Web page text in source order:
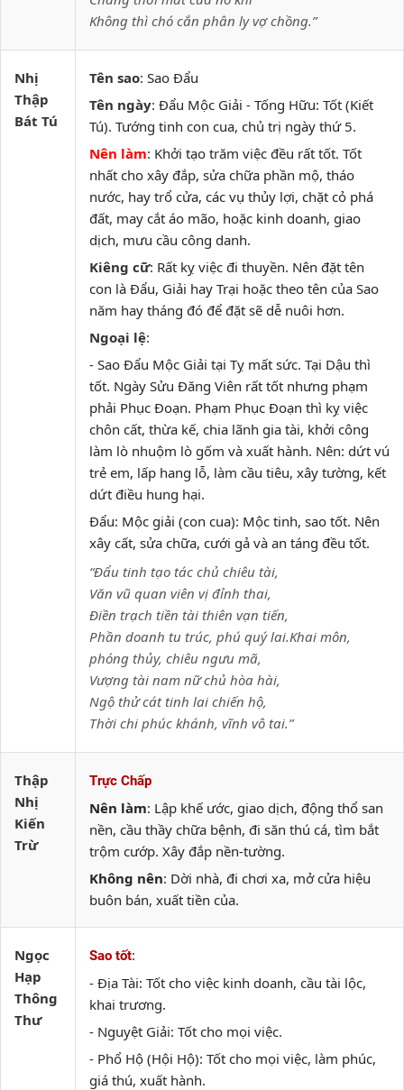
Không thì chó cắn phân ly vợ chồng.”
Nhị
Thập
Bát Tú
Tên sao: Sao Đẩu
Tên ngày: Đẩu Mộc Giải - Tống Hữu: Tốt (Kiết
Tú). Tướng tinh con cua, chủ trị ngày thứ 5.
Nên làm: Khởi tạo trăm việc đều rất tốt. Tốt
nhất cho xây đắp, sửa chữa phần mộ, tháo
nước, hay trổ cửa, các vụ thủy lợi, chặt cỏ phá
đất, may cắt áo mão, hoặc kinh doanh, giao
dịch, mưu cầu công danh.
Kiêng cữ: Rất kỵ việc đi thuyền. Nên đặt tên
con là Đẩu, Giải hay Trại hoặc theo tên của Sao
năm hay tháng đó để đặt sẽ dễ nuôi hơn.
Ngoại lệ:
- Sao Đẩu Mộc Giải tại Tỵ mất sức. Tại Dậu thì
tốt. Ngày Sửu Đăng Viên rất tốt nhưng phạm
phải Phục Đoạn. Phạm Phục Đoạn thì kỵ việc
chôn cất, thừa kế, chia lãnh gia tài, khởi công
làm lò nhuộm lò gốm và xuất hành. Nên: dứt vú
trẻ em, lấp hang lỗ, làm cầu tiêu, xây tường, kết
dứt điều hung hại.
Đẩu: Mộc giải (con cua): Mộc tinh, sao tốt. Nên
xây cất, sửa chữa, cưới gả và an táng đều tốt.
“Đẩu tinh tạo tác chủ chiêu tài,
Văn vũ quan viên vị đỉnh thai,
Điền trạch tiền tài thiên vạn tiến,
Phần doanh tu trúc, phú quý lai.Khai môn,
phóng thủy, chiêu ngưu mã,
Vượng tài nam nữ chủ hòa hài,
Ngộ thử cát tinh lai chiến hộ,
Thời chi phúc khánh, vĩnh vô tai.”
Thập
Nhị
Kiến
Trừ
Trực Chấp
Nên làm: Lập khế ước, giao dịch, động thổ san
nền, cầu thầy chữa bệnh, đi săn thú cá, tìm bắt
trộm cướp. Xây đắp nền-tường.
Không nên: Dời nhà, đi chơi xa, mở cửa hiệu
buôn bán, xuất tiền của.
Ngọc
Hạp
Thông
Thư
Sao tốt:
- Địa Tài: Tốt cho việc kinh doanh, cầu tài lộc,
khai trương.
- Nguyệt Giải: Tốt cho mọi việc.
- Phổ Hộ (Hội Hộ): Tốt cho mọi việc, làm phúc,
giá thú, xuất hành.